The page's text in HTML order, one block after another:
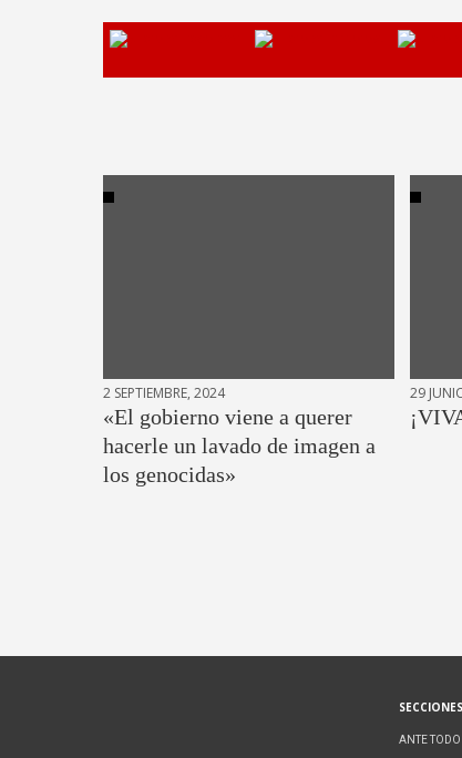
2 SEPTIEMBRE, 2024
«El gobierno viene a querer
hacerle un lavado de imagen a
los genocidas»
29
SECCIONES
ANTE TODO